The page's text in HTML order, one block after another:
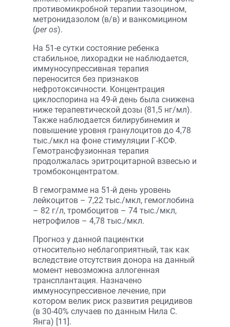
противомикробной терапии тазоцином,
метронидазолом (в/в) и ванкомицином
(per os).
На 51-е сутки состояние ребенка
стабильное, лихорадки не наблюдается,
иммуносупрессивная терапия
переносится без признаков
нефротоксичности. Концентрация
циклоспорина на 49-й день была снижена
ниже терапевтической дозы (81,5 нг/мл).
Также наблюдается билирубинемия и
повышение уровня гранулоцитов до 4,78
тыс./мкл на фоне стимуляции Г-КСФ.
Гемотрансфузионная терапия
продолжалась эритроцитарной взвесью и
тромбоконцентратом.
В гемограмме на 51-й день уровень
лейкоцитов – 7,22 тыс./мкл, гемоглобина
– 82 г/л, тромбоцитов – 74 тыс./мкл,
нетрофилов – 4,78 тыс./мкл.
Прогноз у данной пациентки
относительно неблагоприятный, так как
вследствие отсутствия донора на данный
момент невозможна аллогенная
трансплантация. Назначено
иммуносупрессивное лечение, при
котором велик риск развития рецидивов
(в 30-40% случаев по данным Нила С.
Янга) [11].